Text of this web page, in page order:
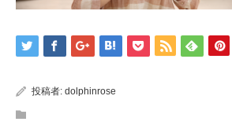
投稿者: dolphinrose